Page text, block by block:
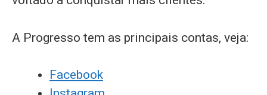
A Progresso tem as principais contas, veja:
Facebook